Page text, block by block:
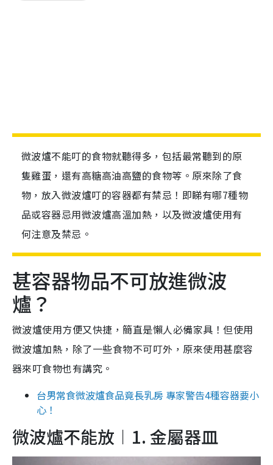
微波爐不能叮的食物就聽得多，包括最常聽到的原
隻雞蛋，還有高糖高油高鹽的食物等。原來除了食
物，放入微波爐叮的容器都有禁忌！即睇有哪7種物
品或容器忌用微波爐高溫加熱，以及微波爐使用有
何注意及禁忌。
甚容器物品不可放進微波
爐？
微波爐使用方便又快捷，簡直是懶人必備家具！但使用
微波爐加熱，除了一些食物不可叮外，原來使用甚麼容
器來叮食物也有講究。
台男常食微波爐食品竟長乳房 專家警告4種容器要小
心！
微波爐不能放︱1. 金屬器皿